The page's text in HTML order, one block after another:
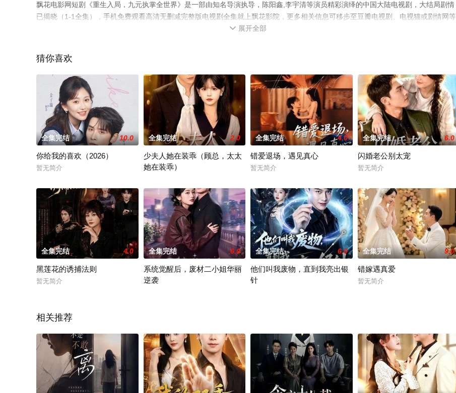
飘花电影网短剧《重生入局，九元执掌全世界》是一部由知名导演执导，陈阳鑫,李宇清等演员精彩演绎的中国大陆电视剧，大结局剧情
已揭晓（1-1全集），手机免费观看高清无删减完整版电视剧全集就上飘花影院，更多相关信息可移步至豆瓣电视剧、电视猫或剧情网等
 展开全部
猜你喜欢
全集完结 10.0
你给我的喜欢（2026）
暂无简介
全集完结 2.0
少夫人她在装乖（顾总，太太
她在装乖）
全集完结 4.0
错爱退场，遇见真心
暂无简介
全集完结 6.0
闪婚老公别太宠
暂无简介
全集完结 4.0
黑莲花的诱捕法则
暂无简介
全集完结 6.0
系统觉醒后，废材二小姐华丽
逆袭
全集完结 6.0
他们叫我废物，直到我亮出银
针
全集完结 9.0
错嫁遇真爱
暂无简介
相关推荐